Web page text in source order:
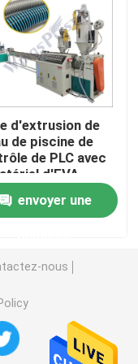
PVC
PE
tuyau
de feuille
d'extrusion de
de piscine de
de PLC avec
d'EVA
envoyer une
nous